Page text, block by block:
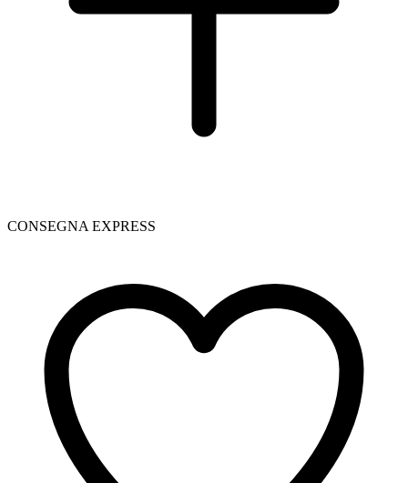
CONSEGNA EXPRESS